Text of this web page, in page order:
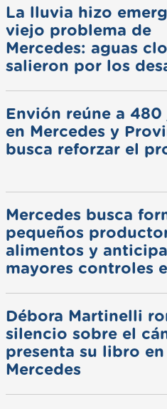
La lluvia hizo
viejo problema de
Mercedes: aguas
salieron por los
Envión reúne a 480
en Mercedes y
busca reforzar el
Mercedes busca
pequeños
alimentos y anticipa
mayores controles
Débora Martinelli
silencio sobre el
presenta su libro en
Mercedes